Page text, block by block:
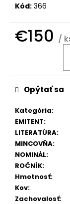
Kód: 366
€150 /
Kategória:
EMITENT:
LITERATÚRA:
MINCOVŇA:
NOMINÁL:
ROČNÍK:
Hmotnosť:
Kov:
Zachovalosť:
Opýtať sa
O
d
p
o
č
a
m
e
LEOPOLD
GRAJCIAR
1706
IP
SANKT
VEIT